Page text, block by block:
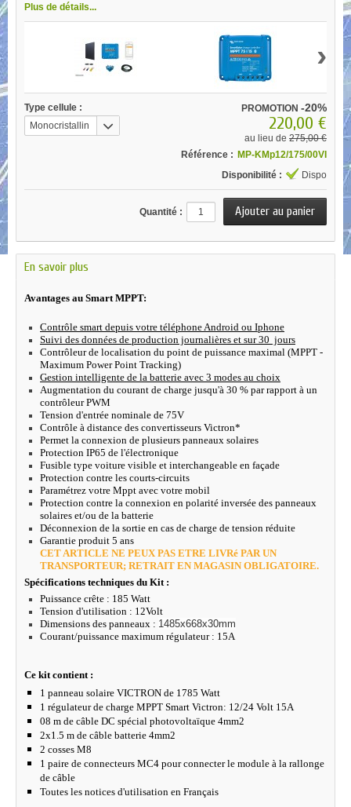
Plus de détails...
›
Type cellule :
Monocristallin
PROMOTION -20%
220,00 €
au lieu de 275,00 €
Référence : MP-KMp12/175/00VI
Disponibilité :
Dispo
Quantité :
En savoir plus
Avantages au Smart MPPT:
Contrôle smart depuis votre téléphone Android ou Iphone
Suivi des données de production journalières et sur 30 jours
Contrôleur de localisation du point de puissance maximal (MPPT -
Maximum Power Point Tracking)
Gestion intelligente de la batterie avec 3 modes au choix
Augmentation du courant de charge jusqu'à 30 % par rapport à un
contrôleur PWM
Tension d'entrée nominale de 75V
Contrôle à distance des convertisseurs Victron*
Permet la connexion de plusieurs panneaux solaires
Protection IP65 de l'électronique
Fusible type voiture visible et interchangeable en façade
Protection contre les courts-circuits
Paramétrez votre Mppt avec votre mobil
Protection contre la connexion en polarité inversée des panneaux
solaires et/ou de la batterie
Déconnexion de la sortie en cas de charge de tension réduite
Garantie produit 5 ans
CET ARTICLE NE PEUX PAS ETRE LIVRé PAR UN
TRANSPORTEUR; RETRAIT EN MAGASIN OBLIGATOIRE.
Spécifications techniques du Kit :
Puissance crête : 185 Watt
Tension d'utilisation : 12Volt
Dimensions des panneaux : 1485x668x30mm
Courant/puissance maximum régulateur : 15A
Ce kit contient :
1 panneau solaire VICTRON de 1785 Watt
1 régulateur de charge MPPT Smart Victron: 12/24 Volt 15A
08 m de câble DC spécial photovoltaïque 4mm2
2x1.5 m de câble batterie 4mm2
2 cosses M8
1 paire de connecteurs MC4 pour connecter le module à la rallonge
de câble
Toutes les notices d'utilisation en Français